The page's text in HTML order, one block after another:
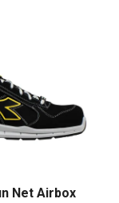
Net Airbox